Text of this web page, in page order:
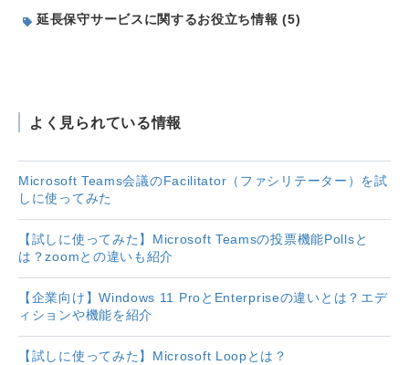
延長保守サービスに関するお役立ち情報 (5)
よく見られている情報
Microsoft Teams会議のFacilitator（ファシリテーター）を試
しに使ってみた
【試しに使ってみた】Microsoft Teamsの投票機能Pollsと
は？zoomとの違いも紹介
【企業向け】Windows 11 ProとEnterpriseの違いとは？エデ
ィションや機能を紹介
【試しに使ってみた】Microsoft Loopとは？